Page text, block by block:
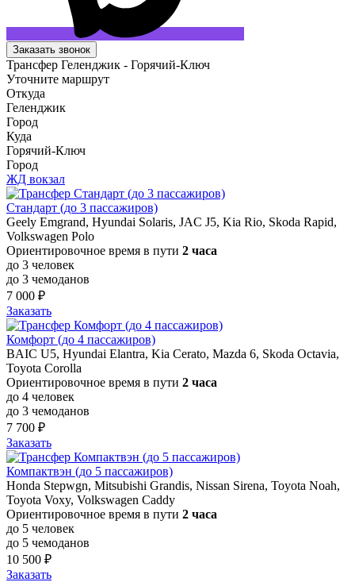
Заказать звонок
Трансфер Геленджик - Горячий-Ключ
Уточните маршрут
Откуда
Геленджик
Город
Куда
Горячий-Ключ
Город
ЖД вокзал
Стандарт (до 3 пассажиров)
Geely Emgrand, Hyundai Solaris, JAC J5, Kia Rio, Skoda Rapid,
Volkswagen Polo
Ориентировочное время в пути 2 часа
до 3 человек
до 3 чемоданов
7 000 ₽
Заказать
Комфорт (до 4 пассажиров)
BAIC U5, Hyundai Elantra, Kia Cerato, Mazda 6, Skoda Octavia,
Toyota Corolla
Ориентировочное время в пути 2 часа
до 4 человек
до 3 чемоданов
7 700 ₽
Заказать
Компактвэн (до 5 пассажиров)
Honda Stepwgn, Mitsubishi Grandis, Nissan Sirena, Toyota Noah,
Toyota Voxy, Volkswagen Caddy
Ориентировочное время в пути 2 часа
до 5 человек
до 5 чемоданов
10 500 ₽
Заказать